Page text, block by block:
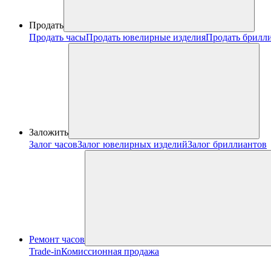
Продать
Продать часыПродать ювелирные изделияПродать
Заложить
Залог часовЗалог ювелирных изделийЗалог бриллиантов
Ремонт часов
Trade-inКомиссионная продажа